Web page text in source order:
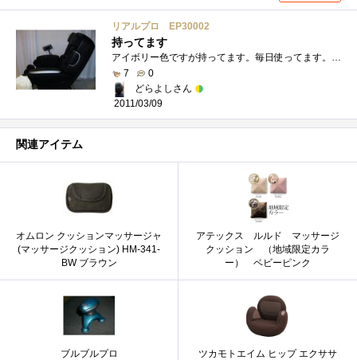
リアルプロ EP30002
持ってます
アイボリー色ですが持ってます。毎日使ってます。スーパー銭湯にいって、500円くらい使ってしまうのが悔しくて買いました。ちょっとした贅沢�...
7
0
どらよしさん
2011/03/09
関連アイテム
オムロン クッションマッサージャ
(マッサージクッション) HM-341-
BW ブラウン
アテックス ルルド マッサージ
クッション （地域限定カラ
ー） ベビーピンク
ブルブルプロ
ツカモトエイム ヒップ エクササ